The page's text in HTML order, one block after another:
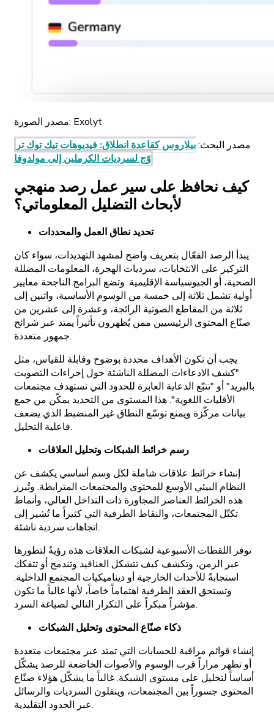
مصدر الصورة: Exolyt
مصدر البحث:بيلاروس كقاعدة انطلاق: فيديوهات تيك توك تر
وّج لسرديات الكرملين إلى مولدوفا
كيف نحافظ على سير عمل رصد منهجي
لأبحاث التضليل المعلوماتي؟
تحديد نطاق العمل والمحددات
يبدأ الرصد الفعّال بتعريف واضح لمشهد التهديدات، سواء كان
التركيز على الانتخابات، سرديات الهجرة، المعلومات المضللة
الصحية، أو الجيوسياسة الإقليمية. وتضع البرامج الناجحة معايير
أولية تشمل ثلاثة إلى خمسة من الوسوم الأساسية، واثنين إلى
ثلاثة من المقاطع الصوتية الرائجة، وعشرة إلى عشرين من
صنّاع المحتوى الرئيسيين ممن يُظهرون تأثيراً يمتد عبر شرائح
جمهور متعددة.
يجب أن تكون الأهداف محددة بوضوح وقابلة للقياس، مثل
"كشف الادعاءات المضللة الناشئة حول إجراءات التصويت
بالبريد" أو "تتبّع الدعاية العابرة للحدود التي تستهدف مجتمعات
الأقليات اللغوية". هذا المستوى من التحديد يمكّن من جمع
بيانات مركّزة ويمنع توسّع النطاق غير المنضبط الذي يضعف
فاعلية التحليل.
رسم خرائط الشبكات وتحليل العلاقات
إنشاء خرائط علاقات شاملة لكل وسم أساسي يكشف عن
النظام البيئي الأوسع للمحتوى والمجتمعات المترابطة. وتُبرز
هذه الخرائط العناصر المجاورة ذات التداخل العالي، وأنماط
تكتّل المجتمعات، والنقاط الطرفية التي كثيراً ما تُشير إلى
اتجاهات سردية ناشئة.
توفر اللقطات الأسبوعية لشبكات العلاقات هذه رؤيةً لتطورها
عبر الزمن، وتكشف كيف تتشكل العناقيد وتندمج أو تتفكك
استجابةً للأحداث الخارجية أو ديناميكيات المجتمع الداخلية.
وتستحق العقد الطرفية اهتماماً خاصاً، لأنها غالباً ما تكون
مؤشراً مبكراً على التكرار التالي لصياغة السرد.
ذكاء صنّاع المحتوى وتحليل الشبكات
إنشاء قوائم مراقبة للحسابات التي تمتد عبر مجتمعات متعددة
أو تظهر مراراً قرب الوسوم والأصوات الخاضعة للرصد يشكّل
أساساً لتحليل على مستوى الشبكة. غالباً ما يشكّل هؤلاء صنّاع
المحتوى جسوراً بين المجتمعات، وينقلون السرديات والرسائل
عبر الحدود التقليدية.